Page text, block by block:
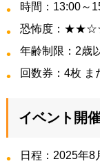
時間：13:00～
恐怖度：
年齢制限：2歳
回数券：4枚 ま
イベント開
日程：2025年8